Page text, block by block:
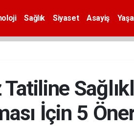
Sağlık Siyaset Asayiş
İçin 5